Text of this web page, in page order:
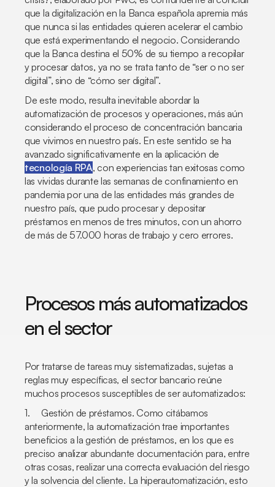
que la digitalización en la Banca española apremia más
que nunca si las entidades quieren acelerar el cambio
que está experimentando el negocio. Considerando
que la Banca destina el 50% de su tiempo a recopilar
y procesar datos, ya no se trata tanto de “ser o no ser
digital”, sino de “cómo ser digital”.
De este modo, resulta inevitable abordar la
automatización de procesos y operaciones, más aún
considerando el proceso de concentración bancaria
que vivimos en nuestro país. En este sentido se ha
avanzado significativamente en la aplicación de
tecnología RPA, con experiencias tan exitosas como
las vividas durante las semanas de confinamiento en
pandemia por una de las entidades más grandes de
nuestro país, que pudo procesar y depositar
préstamos en menos de tres minutos, con un ahorro
de más de 57.000 horas de trabajo y cero errores.
Procesos más automatizados
en el sector
Por tratarse de tareas muy sistematizadas, sujetas a
reglas muy específicas, el sector bancario reúne
muchos procesos susceptibles de ser automatizados:
1. Gestión de préstamos. Como citábamos
anteriormente, la automatización trae importantes
beneficios a la gestión de préstamos, en los que es
preciso analizar abundante documentación para, entre
otras cosas, realizar una correcta evaluación del riesgo
y la solvencia del cliente. La hiperautomatización, esto